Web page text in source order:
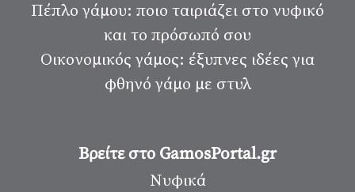
Πέπλο γάμου: ποιο ταιριάζει στο νυφικό
και το πρόσωπό σου
Οικονομικός γάμος: έξυπνες ιδέες για
φθηνό γάμο με στυλ
Βρείτε στο GamosPortal.gr
Νυφικά